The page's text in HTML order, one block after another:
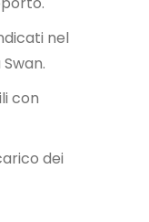
nel
con
dei